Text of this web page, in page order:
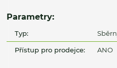
Parametry:
Typ:
Přístup pro prodejce: ANO